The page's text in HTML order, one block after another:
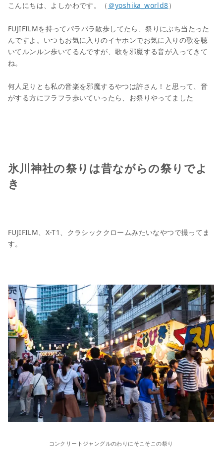
こんにちは、よしかわです。（ ＠yoshika_world8）
FUJIFILMを持ってパラパラ散歩してたら、祭りにぶち当たった
んですよ。いつもお気に入りのイヤホンでお気に入りの歌を聴
いてルンルン歩いてるんですが、歌を邪魔する音が入ってきて
ね。
何人足りとも私の音楽を邪魔するやつは許さん！と思って、音
がする方にフラフラ歩いていったら、お祭りやってました
氷川神社の祭りは昔ながらの祭りでよ
き
FUJIFILM、X-T1、クラシッククロームみたいなやつで撮ってま
す。
コンクリートジャングルのわりにそこそこの祭り